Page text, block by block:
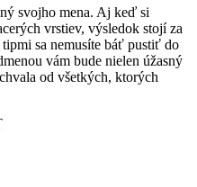
svojho mena. Aj keď si
vrstiev, výsledok stojí za
sa nemusíte báť pustiť do
vám bude nielen úžasný
od všetkých, ktorých